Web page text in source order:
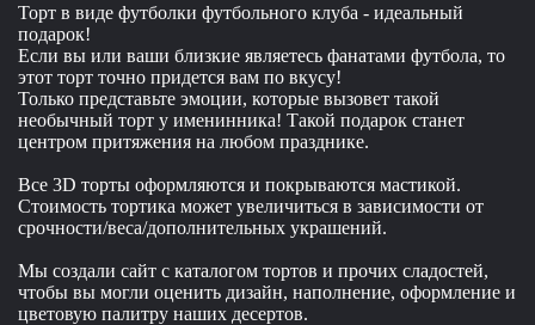
Торт в виде футболки футбольного клуба - идеальный
подарок!
Если вы или ваши близкие являетесь фанатами футбола, то
этот торт точно придется вам по вкусу!
Только представьте эмоции, которые вызовет такой
необычный торт у именинника! Такой подарок станет
центром притяжения на любом празднике.
Все 3D торты оформляются и покрываются мастикой.
Стоимость тортика может увеличиться в зависимости от
срочности/веса/дополнительных украшений.
Мы создали сайт с каталогом тортов и прочих сладостей,
чтобы вы могли оценить дизайн, наполнение, оформление и
цветовую палитру наших десертов.